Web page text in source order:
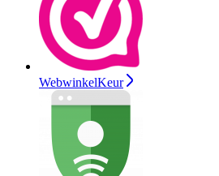
WebwinkelKeur